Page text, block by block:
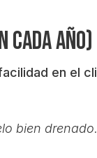
cada año)
en el
bien